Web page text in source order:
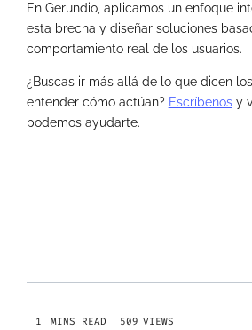
En Gerundio, aplicamos un enfoque
esta brecha y diseñar soluciones
comportamiento real de los usuarios.
¿Buscas ir más allá de lo que dicen
entender cómo actúan? Escríbenosy
podemos ayudarte.
VIEWS
509